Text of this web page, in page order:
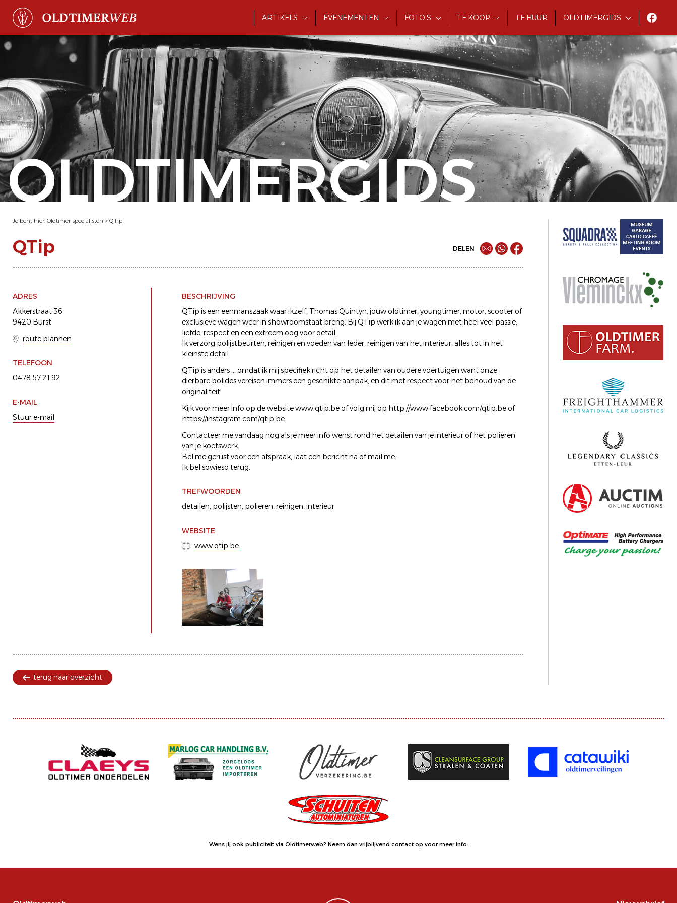
ARTIKELS EVENEMENTEN FOTO'S TE KOOP TE HUUR OLDTIMERGIDS
OLDTIMERGIDS
Je bent hier: Oldtimer specialisten > QTip
QTip DELEN
ADRES
Akkerstraat 36
9420 Burst
route plannen
TELEFOON
0478 57 21 92
E-MAIL
Stuur e-mail
BESCHRIJVING
QTip is een eenmanszaak waar ikzelf, Thomas Quintyn, jouw oldtimer, youngtimer, motor, scooter of
exclusieve wagen weer in showroomstaat breng. Bij QTip werk ik aan je wagen met heel veel passie,
liefde, respect en een extreem oog voor detail.
Ik verzorg polijstbeurten, reinigen en voeden van leder, reinigen van het interieur, alles tot in het
kleinste detail.
QTip is anders ... omdat ik mij specifiek richt op het detailen van oudere voertuigen want onze
dierbare bolides vereisen immers een geschikte aanpak, en dit met respect voor het behoud van de
originaliteit!
Kijk voor meer info op de website www.qtip.be of volg mij op http://www.facebook.com/qtip.be of
https://instagram.com/qtip.be.
Contacteer me vandaag nog als je meer info wenst rond het detailen van je interieur of het polieren
van je koetswerk.
Bel me gerust voor een afspraak, laat een bericht na of mail me.
Ik bel sowieso terug.
TREFWOORDEN
detailen, polijsten, polieren,reinigen,interieur
WEBSITE
www.qtip.be
terug naar overzicht
Wens jij ook publiciteit via Oldtimerweb? Neem dan vrijblijvend contact op voor meer info.